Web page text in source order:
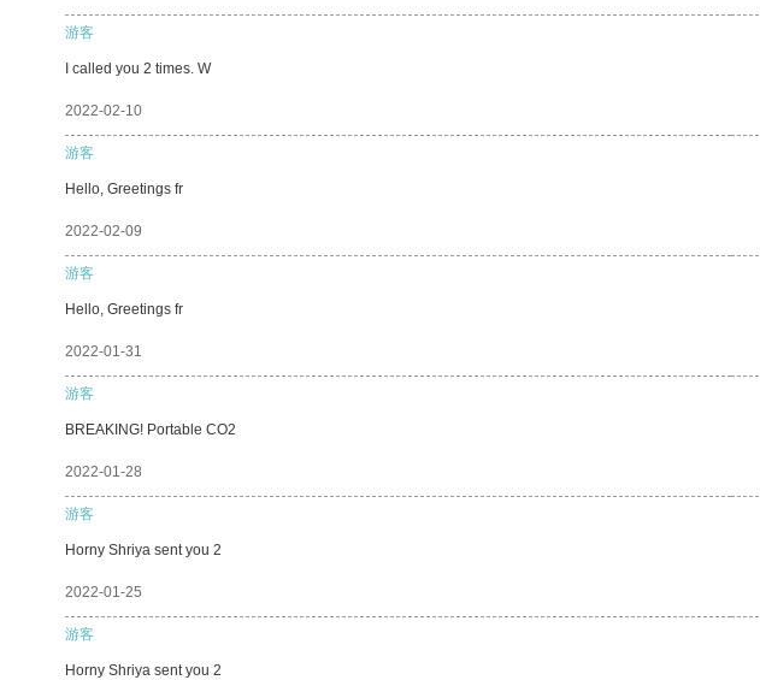
游客
I called you 2 times. W
2022-02-10
游客
Hello, Greetings fr
2022-02-09
游客
Hello, Greetings fr
2022-01-31
游客
BREAKING! Portable CO2
2022-01-28
游客
Horny Shriya sent you 2
2022-01-25
游客
Horny Shriya sent you 2